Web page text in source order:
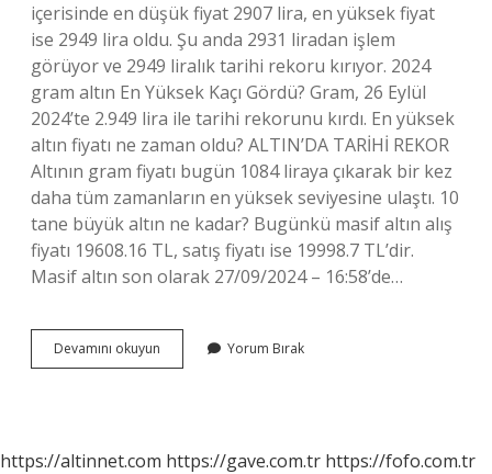
içerisinde en düşük fiyat 2907 lira, en yüksek fiyat
ise 2949 lira oldu. Şu anda 2931 liradan işlem
görüyor ve 2949 liralık tarihi rekoru kırıyor. 2024
gram altın En Yüksek Kaçı Gördü? Gram, 26 Eylül
2024’te 2.949 lira ile tarihi rekorunu kırdı. En yüksek
altın fiyatı ne zaman oldu? ALTIN’DA TARİHİ REKOR
Altının gram fiyatı bugün 1084 liraya çıkarak bir kez
daha tüm zamanların en yüksek seviyesine ulaştı. 10
tane büyük altın ne kadar? Bugünkü masif altın alış
fiyatı 19608.16 TL, satış fiyatı ise 19998.7 TL’dir.
Masif altın son olarak 27/09/2024 – 16:58’de…
Devamını okuyun
Rekoru
Yorum Bırak
https://altinnet.com https://gave.com.tr https://fofo.com.tr